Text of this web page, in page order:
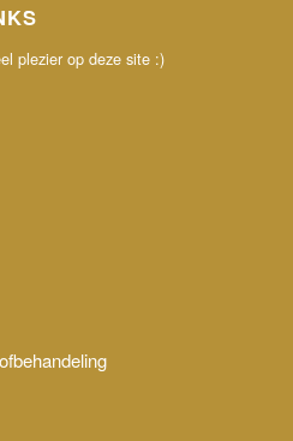
plezier op deze site :)